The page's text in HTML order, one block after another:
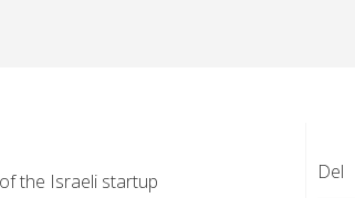
the Israeli startup
Del